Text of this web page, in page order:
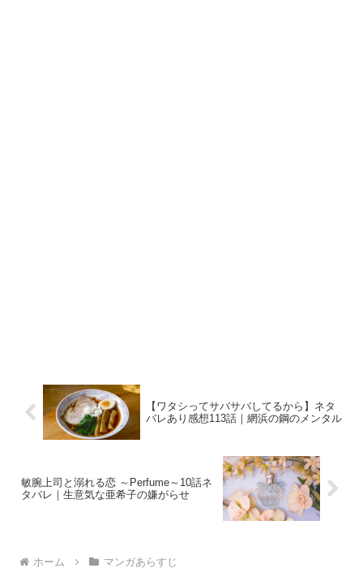
【ワタシってサバサバしてるから】ネタ
バレあり感想113話｜網浜の鋼のメンタル
敏腕上司と溺れる恋 ～Perfume～10話ネ
タバレ｜生意気な亜希子の嫌がらせ
ホーム マンガあらすじ